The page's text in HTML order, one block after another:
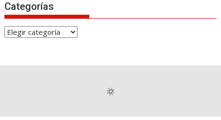
Categorías
C
e
í